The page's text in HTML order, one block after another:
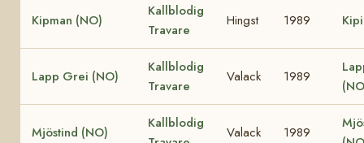
Kipman (NO)
Kallblodig
Travare
Hingst 1989
Lapp Grei (NO)
Kallblodig
Travare
Valack 1989
Mjöstind (NO)
Kallblodig
Valack 1989